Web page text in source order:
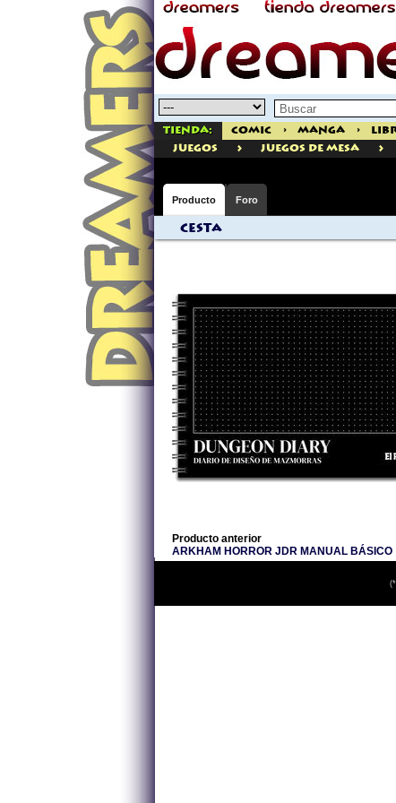
Tienda: Comic > Manga >
juegos
> Juegos de Mesa >
Producto Foro
Cesta
Producto anterior
ARKHAM HORROR JDR MANUAL BÁSICO